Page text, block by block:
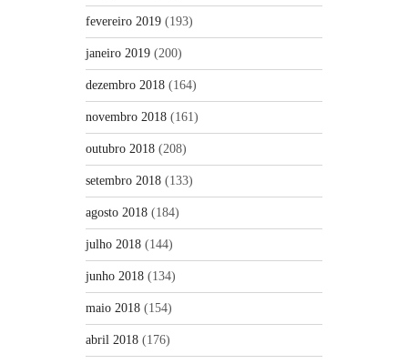
fevereiro 2019 (193)
janeiro 2019 (200)
dezembro 2018 (164)
novembro 2018 (161)
outubro 2018 (208)
setembro 2018 (133)
agosto 2018 (184)
julho 2018 (144)
junho 2018 (134)
maio 2018 (154)
abril 2018 (176)